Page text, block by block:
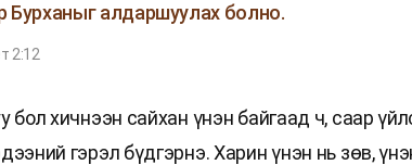
Бурханыг алдаршуулах болно.
2:12
бол хичнээн сайхан үнэн байгаад ч, саар
гэрэл бүдгэрнэ. Харин үнэн нь зөв,